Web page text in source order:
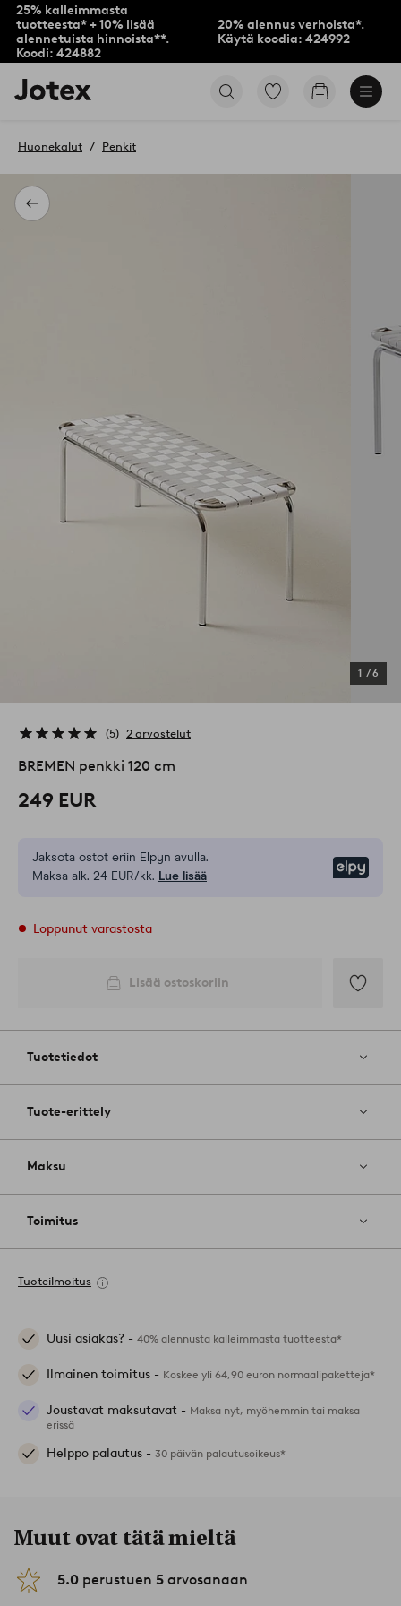
25% kalleimmasta
tuotteesta* + 10% lisää
alennetuista hinnoista**.
Koodi: 424882
20% alennus verhoista*.
Käytä koodia: 424992
Jotex-
logo
aloitussivulle
Siirry
Siirry
Takaisin
Huonekalut Penkit
1 /6
5 2 arvostelut
BREMEN penkki 120 cm
249 EUR
Jaksota ostot eriin Elpyn avulla.
Maksa alk. 24 EUR/kk. Lue lisää
Loppunut varastosta
Lisää ostoskoriin
Tuotetiedot
Tuote-erittely
Maksu
Toimitus
Tuoteilmoitus
Uusi asiakas? - 40% alennusta kalleimmasta tuotteesta*
Ilmainen toimitus - Koskee yli 64,90 euron normaalipaketteja*
Joustavat maksutavat - Maksa nyt, myöhemmin tai maksa
erissä
Helppo palautus - 30 päivän palautusoikeus*
Muut ovat tätä mieltä
5.0 perustuen 5 arvosanaan